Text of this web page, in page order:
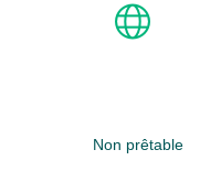
Non prêtable